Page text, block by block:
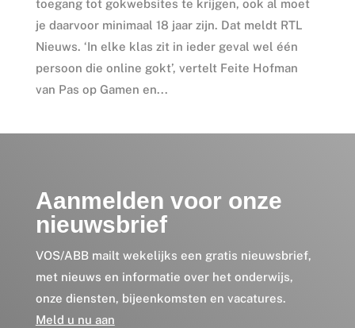
toegang tot gokwebsites te krijgen, ook al moet
je daarvoor minimaal 18 jaar zijn. Dat meldt RTL
Nieuws. ‘In elke klas zit in ieder geval wel één
persoon die online gokt’, vertelt Feite Hofman
van Pas op Gamen en...
Aanmelden voor onze
nieuwsbrief
VOS/ABB mailt wekelijks een gratis nieuwsbrief,
met nieuws en informatie over het onderwijs,
onze diensten, bijeenkomsten en vacatures.
Meld u nu aan